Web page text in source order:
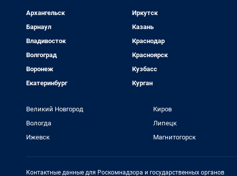
Архангельск
Барнаул
Владивосток
Волгоград
Воронеж
Екатеринбург
Иркутск
Казань
Краснодар
Красноярск
Кузбасс
Курган
Великий Новгород
Вологда
Ижевск
Киров
Липецк
Магнитогорск
Контактные данные для Роскомнадзора и государственных органов